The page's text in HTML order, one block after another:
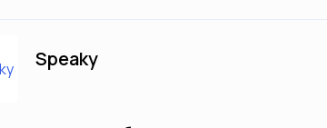
Speaky